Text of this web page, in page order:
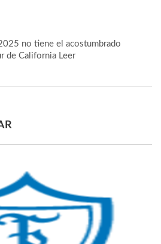
no tiene el acostumbrado
de California Leer